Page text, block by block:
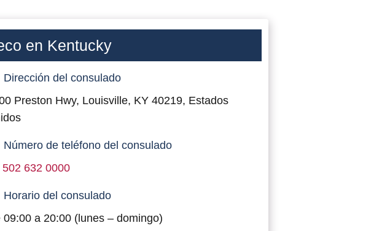
en Kentucky
Dirección del consulado
Preston Hwy, Louisville, KY 40219, Estados
Número de teléfono del consulado
632 0000
Horario del consulado
09:00 a 20:00 (lunes – domingo)